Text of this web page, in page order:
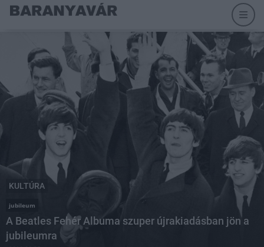
KULTÚRA
jubileum
A Beatles Fehér Albuma szuper újrakiadásban jön a
jubileumra